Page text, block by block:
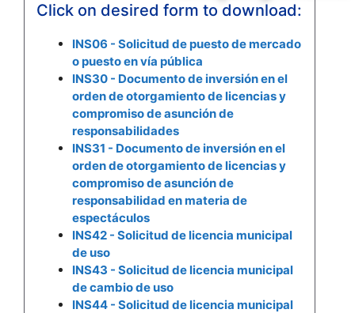
Click on desired form to download:
INS06 - Solicitud de puesto de mercado
o puesto en vía pública
INS30 - Documento de inversión en el
orden de otorgamiento de licencias y
compromiso de asunción de
responsabilidades
INS31 - Documento de inversión en el
orden de otorgamiento de licencias y
compromiso de asunción de
responsabilidad en materia de
espectáculos
INS42 - Solicitud de licencia municipal
de uso
INS43 - Solicitud de licencia municipal
de cambio de uso
INS44 - Solicitud de licencia municipal